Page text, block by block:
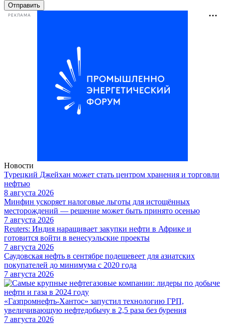
Отправить
РЕКЛАМА
Новости
Турецкий Джейхан может стать центром хранения и торговли
нефтью
8 августа 2026
Минфин ускоряет налоговые льготы для истощённых
месторождений — решение может быть принято осенью
7 августа 2026
Reuters: Индия наращивает закупки нефти в Африке и
готовится войти в венесуэльские проекты
7 августа 2026
Саудовская нефть в сентябре подешевеет для азиатских
покупателей до минимума с 2020 года
7 августа 2026
«Газпромнефть-Хантос» запустил технологию ГРП,
увеличивающую нефтедобычу в 2,5 раза без бурения
7 августа 2026